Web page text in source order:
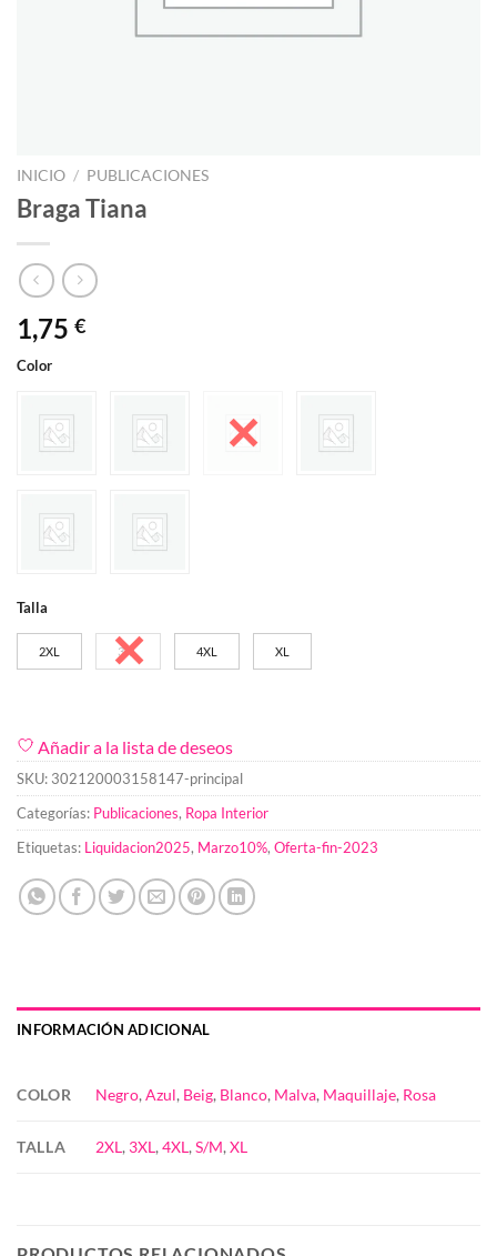
INICIO / PUBLICACIONES
Braga Tiana
1,75 €
Color
Talla
2XL 3XL 4XL XL
Añadir a la lista de deseos
SKU: 302120003158147-principal
Categorías: Publicaciones, Ropa Interior
Etiquetas: Liquidacion2025, Marzo10%, Oferta-fin-2023
INFORMACIÓN ADICIONAL
COLOR Negro,Azul, Beig, Blanco, Malva, Maquillaje, Rosa
TALLA 2XL, 3XL,4XL,S/M,XL